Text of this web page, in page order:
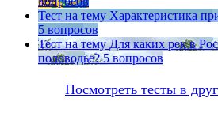
Тест на тему Характеристика
5 вопросов
Тест на тему Для каких рек в
половодье? 5 вопросов
Посмотреть тесты в